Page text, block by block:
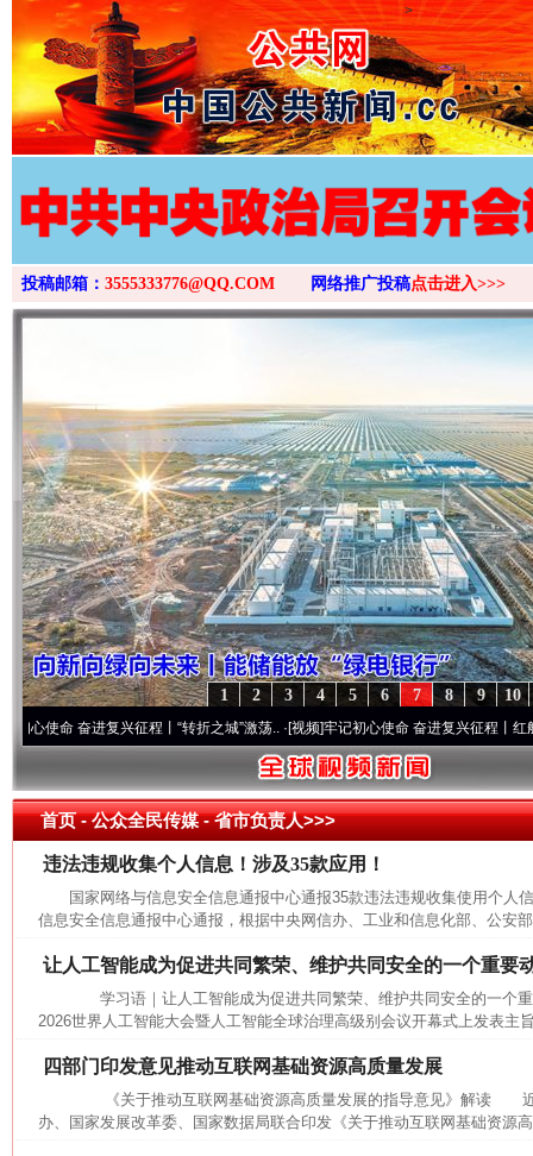
>
投稿邮箱： 3555333776@QQ.COM 网络推广投稿点击进入>>>
10
9
8
7
6
5
4
3
2
1
命 奋进复兴征程丨“转折之城”激荡..·[视频]牢记初心使命 奋进复兴征程丨红船起航
首页- 公众全民传媒 -省市负责人>>>
违法违规收集个人信息！涉及35款应用！
国家网络与信息安全信息通报中心通报35款违法违规收集使用个
信息安全信息通报中心通报，根据中央网信办、工业和信息化部、公安
让人工智能成为促进共同繁荣、维护共同安全的一个重要
学习语｜让人工智能成为促进共同繁荣、维护共同安全的一
2026世界人工智能大会暨人工智能全球治理高级别会议开幕式上发表主
四部门印发意见推动互联网基础资源高质量发展
《关于推动互联网基础资源高质量发展的指导意见》解读 近
办、国家发展改革委、国家数据局联合印发《关于推动互联网基础资源
网上购药对药下症？
这是一记警钟！